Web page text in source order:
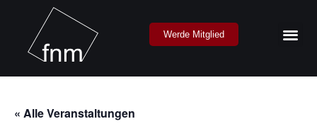
Werde Mitglied
« Alle Veranstaltungen